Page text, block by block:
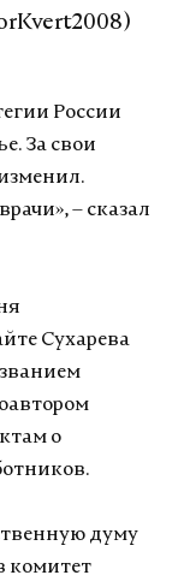
России
За свои
– сказал
Сухарева
о
думу
комитет